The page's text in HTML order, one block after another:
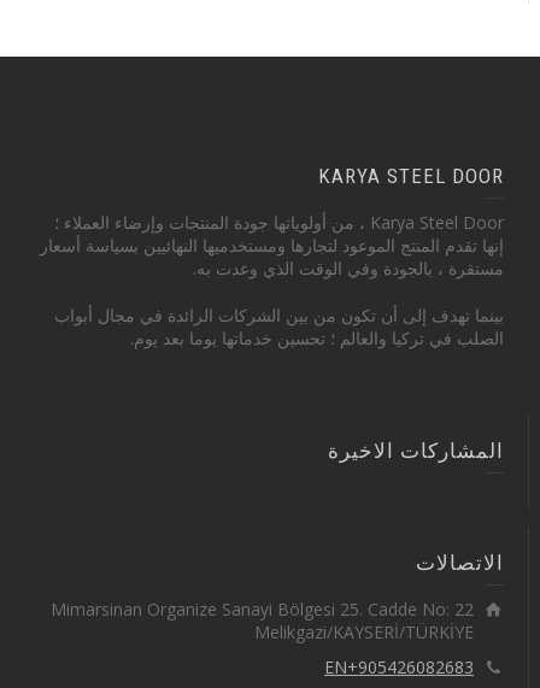
KARYA STEEL DOOR
Karya Steel Door ، من أولوياتها جودة المنتجات وإرضاء العملاء ؛
إنها تقدم المنتج الموعود لتجارها ومستخدميها النهائيين بسياسة أسعار
مستقرة ، بالجودة وفي الوقت الذي وعدت به.
بينما تهدف إلى أن تكون من بين الشركات الرائدة في مجال أبواب
الصلب في تركيا والعالم ؛ تحسين خدماتها يوما بعد يوم.
المشاركات الاخيرة
الاتصالات
Mimarsinan Organize Sanayi Bölgesi 25. Cadde No: 22
Melikgazi/KAYSERİ/TÜRKİYE
EN+905426082683